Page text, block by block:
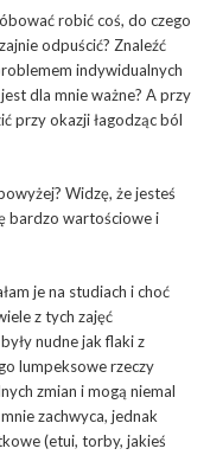
robić coś, do czego
odpuścić? Znaleźć
indywidualnych
dla mnie ważne? A przy
przy okazji łagodząc ból
Widzę, że jesteś
bardzo wartościowe i
je na studiach i choć
z tych zajęć
nudne jak flaki z
lumpeksowe rzeczy
zmian i mogą niemal
zachwyca, jednak
(etui, torby, jakieś